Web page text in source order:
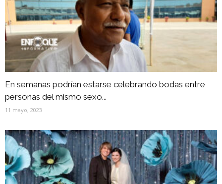
En semanas podrían estarse celebrando bodas entre
personas del mismo sexo...
11 mayo, 2023